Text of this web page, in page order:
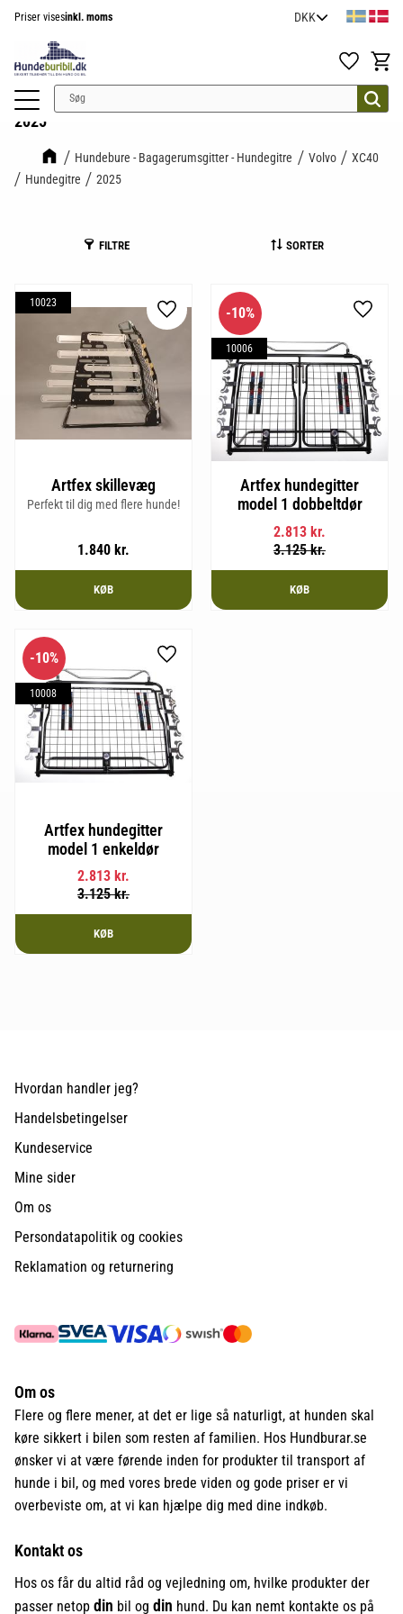
Priser visesinkl. moms
Favoritter
2025
Hundebure - Bagagerumsgitter - Hundegitre Volvo
XC40
Hundegitre
2025
FILTRE SORTER
Artfex skillevæg
Perfekt til dig med flere hunde!
1.840 kr.
10023
Gem som favorit
KØB
Artfex hundegitter
model 1 dobbeltdør
2.813 kr.
3.125kr.
10%
10006
Gem
KØB
Artfex hundegitter
model 1 enkeldør
2.813 kr.
3.125kr.
10%
10008
Gem som favorit
KØB
Hvordan handler jeg?
Handelsbetingelser
Kundeservice
Mine sider
Om os
Persondatapolitik og cookies
Reklamation og returnering
Om os
Flere og flere mener, at det er lige så naturligt, at hunden skal
køre sikkert i bilen som resten af familien. Hos Hundburar.se
ønsker vi at være førende inden for produkter til transport af
hunde i bil, og med vores brede viden og gode priser er vi
overbeviste om, at vi kan hjælpe dig med dine indkøb.
Kontakt os
Hos os får du altid råd og vejledning om, hvilke produkter der
passer netop din bil og din hund. Du kan nemt kontakte os på